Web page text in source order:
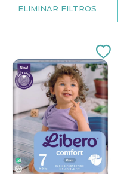
ELIMINAR FILTROS